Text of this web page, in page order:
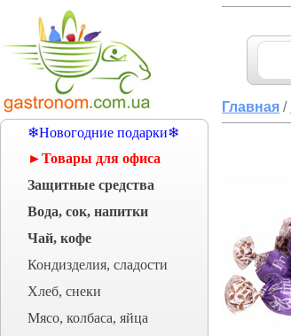
❄Новогодние подарки❄
►Товары для офиса
Защитные средства
Вода, сок, напитки
Чай, кофе
Кондизделия, сладости
Хлеб, снеки
Мясо, колбаса, яйца
Главная /